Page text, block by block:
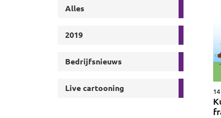
Alles
2019
Bedrijfsnieuws
Live cartooning